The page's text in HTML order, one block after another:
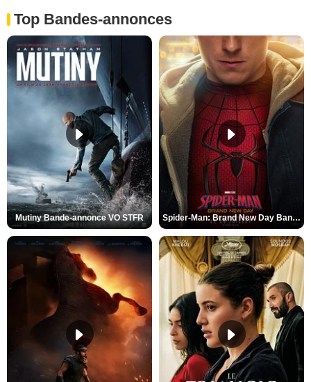
Top Bandes-annonces
Mutiny Bande-annonce VO STFR Spider-Man: Brand New Day Bande-annonce VO STFR